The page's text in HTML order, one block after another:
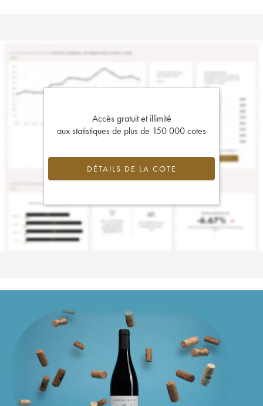
Accès gratuit et illimité
aux statistiques de plus de 150 000 cotes
DÉTAILS DE LA COTE